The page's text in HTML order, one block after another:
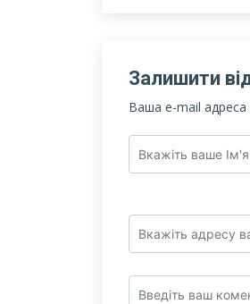
Залишити
Ваша e-mail